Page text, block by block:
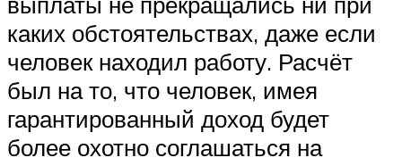
каких обстоятельствах, даже если
человек находил работу. Расчёт
был на то, что человек, имея
гарантированный доход будет
более охотно соглашаться на